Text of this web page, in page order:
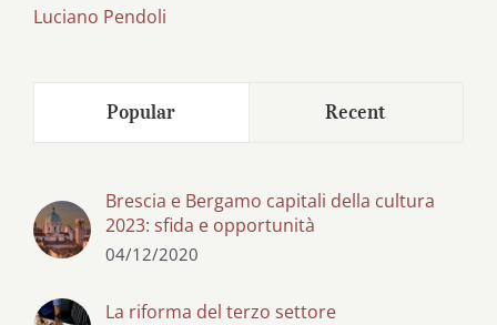
Luciano Pendoli
Popular Recent
Brescia e Bergamo capitali della cultura
2023: sfida e opportunità
04/12/2020
La riforma del terzo settore